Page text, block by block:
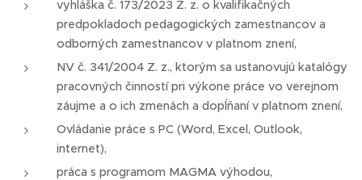
vyhláška č. 173/2023 Z. z. o kvalifikačných
predpokladoch pedagogických zamestnancov a
odborných zamestnancov v platnom znení,
NV č. 341/2004 Z. z., ktorým sa ustanovujú katalógy
pracovných činností pri výkone práce vo verejnom
záujme a o ich zmenách a dopĺňaní v platnom znení,
Ovládanie práce s PC (Word, Excel, Outlook,
internet),
práca s programom MAGMA výhodou,